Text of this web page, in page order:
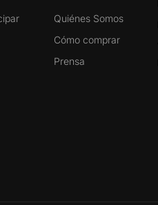
Quiénes Somos
Cómo comprar
Prensa